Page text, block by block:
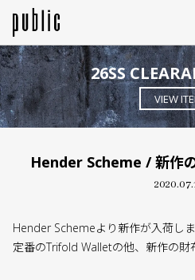
26SS
VIEW
Hender Scheme / 新作
Hender Schemeより新作が入荷しま
定番のTrifold Walletの他、新作の財